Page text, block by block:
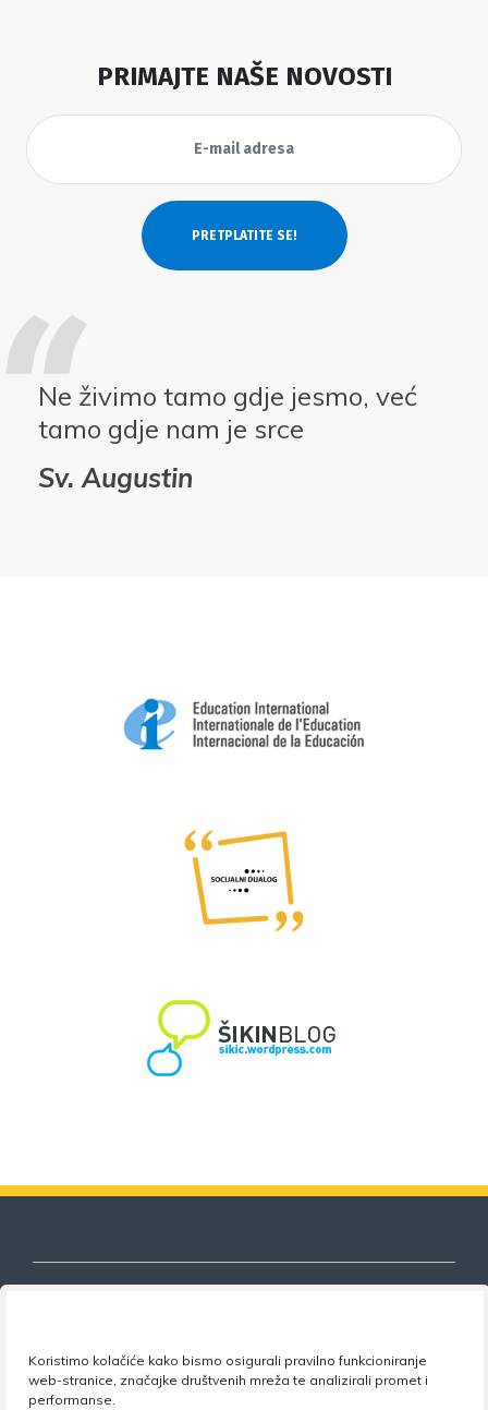
Koristimo kolačiće kako bismo osigurali pravilno funkcioniranje
web-stranice, značajke društvenih mreža te analizirali promet i
performanse.
PRIMAJTE NAŠE NOVOSTI
Ne živimo tamo gdje jesmo, već
tamo gdje nam je srce
Sv. Augustin
Nezavisni sindikat znanosti i visokog
obrazovanja